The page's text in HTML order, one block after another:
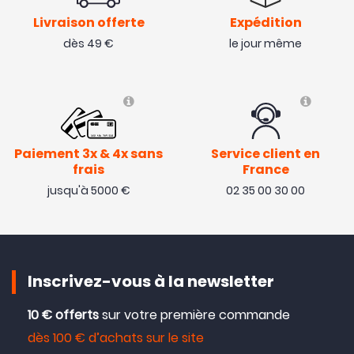
Bonjour cette carte était fournie avec l'achat du
mavic 4 pro. Elle fait le job. Rien à dire
Avis collecté par Trustpilot
Fait le job
( 29/05/25 )
Produit conforme à ce qu’on en attend. Zéro souci.
( 27/05/25 )
Livraison offerte
dès 49 €
Expédition
le jour même
Paiement 3x & 4x sans
frais
jusqu'à 5000 €
Service client en
France
02 35 00 30 00
Inscrivez-vous à la newsletter
10 € offertssur votre première commande
dès 100 € d’achats sur le site